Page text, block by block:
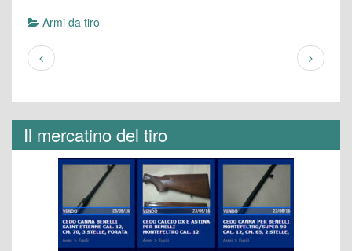
Armi da tiro
Il mercatino del tiro